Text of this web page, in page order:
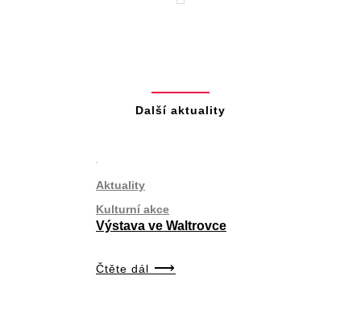
Další aktuality
Aktuality
Kulturní akce
Výstava ve Waltrovce
Čtěte dál